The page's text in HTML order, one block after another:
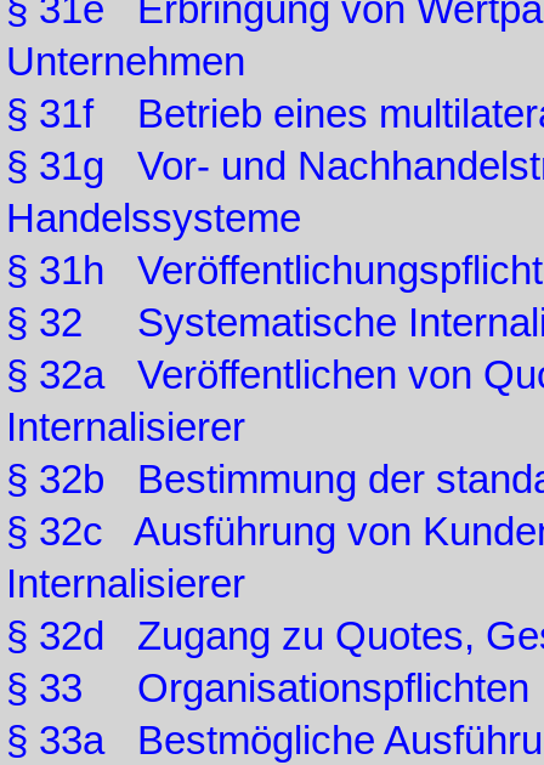
§ 31e Erbringung von
Unternehmen
§ 31f Betrieb eines
§ 31g Vor- und
Handelssysteme
§ 31h
§ 32 Systematische
§ 32a Veröffentlichen von
Internalisierer
§ 32b Bestimmung der
§ 32c Ausführung von
Internalisierer
§ 32d Zugang zu Quotes,
§ 33 Organisationspflichten
§ 33a Bestmögliche